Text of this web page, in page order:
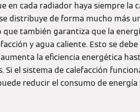
en cada radiador haya siempre la
distribuye de forma mucho más
también garantiza que la
y agua caliente. Esto se
la eficiencia energética
el sistema de calefacción
reducir el consumo de